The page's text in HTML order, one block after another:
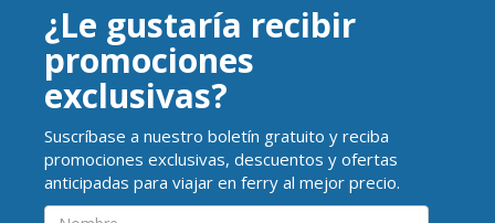
¿Le gustaría recibir
promociones
exclusivas?
Suscríbase a nuestro boletín gratuito y reciba
promociones exclusivas, descuentos y ofertas
anticipadas para viajar en ferry al mejor precio.